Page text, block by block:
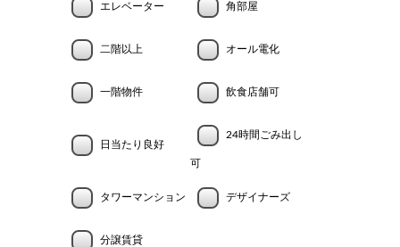
エレベーター 角部屋
二階以上 オール電化
一階物件 飲食店舗可
日当たり良好
24時間ごみ出し
可
タワーマンション デザイナーズ
分譲賃貸